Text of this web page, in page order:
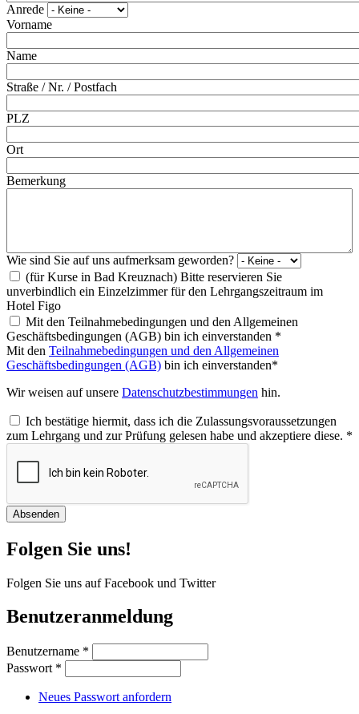
Anrede
Vorname
Name
Straße / Nr. / Postfach
PLZ
Ort
Bemerkung
Wie sind Sie auf uns aufmerksam geworden?
(für Kurse in Bad Kreuznach) Bitte reservieren Sie
unverbindlich ein Einzelzimmer für den Lehrgangszeitraum im
Hotel Figo
Mit den Teilnahmebedingungen und den Allgemeinen
Geschäftsbedingungen (AGB) bin ich einverstanden *
Mit den Teilnahmebedingungen und den Allgemeinen
Geschäftsbedingungen (AGB) bin ich einverstanden*
Wir weisen auf unsere Datenschutzbestimmungen hin.
Ich bestätige hiermit, dass ich die Zulassungsvoraussetzungen
zum Lehrgang und zur Prüfung gelesen habe und akzeptiere diese. *
Folgen Sie uns!
Folgen Sie uns auf Facebook und Twitter
Benutzeranmeldung
Benutzername *
Passwort *
Neues Passwort anfordern